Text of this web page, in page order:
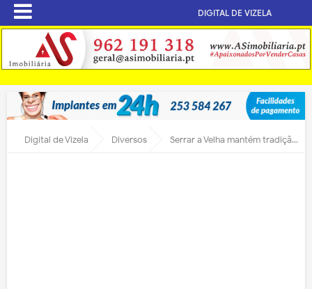
DIGITAL DE VIZELA
Digital de Vizela Diversos Serrar a Velha mantém tradição em Vizela